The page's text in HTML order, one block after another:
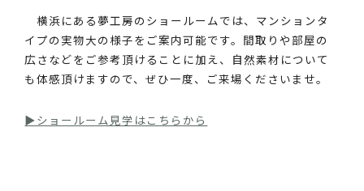
横浜にある夢工房のショールームでは、マンションタ
イプの実物大の様子をご案内可能です。間取りや部屋の
広さなどをご参考頂けることに加え、自然素材について
も体感頂けますので、ぜひ一度、ご来場くださいませ。
▶︎ショールーム見学はこちらから